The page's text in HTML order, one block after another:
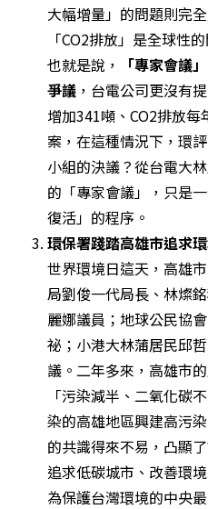
大幅增量」的問題則完
「CO2排放」是全球性
也就是說，
「專家會議
爭議 ，台電公司更沒有
增加341噸、CO2排放
案，在這種情況下，環
小組的決議？從台電大
的「專家會議」，只是
復活」的程序。
世界環境日這天，高雄
局劉俊一代局長、林燦
麗娜議員；地球公民協
祕；小港大林蒲居民邱
議。二年多來，高雄市
「污染減半、二氧化碳
染的高雄地區興建高污
的共識得來不易，凸顯
追求低碳城市、改善環
為保護台灣環境的中央